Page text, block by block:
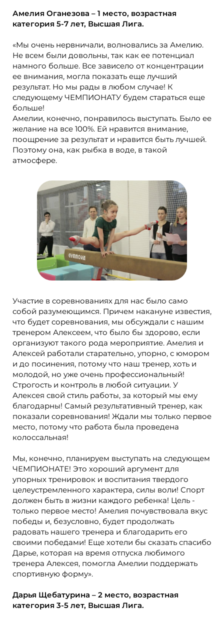
Амелия Оганезова – 1 место, возрастная
категория 5-7 лет, Высшая Лига.
«Мы очень нервничали, волновались за Амелию.
Не всем были довольны, так как ее потенциал
намного больше. Все зависело от концентрации
ее внимания, могла показать еще лучший
результат. Но мы рады в любом случае! К
следующему ЧЕМПИОНАТУ будем стараться еще
больше!
Амелии, конечно, понравилось выступать. Было ее
желание на все 100%. Ей нравится внимание,
поощрение за результат и нравится быть лучшей.
Поэтому она, как рыбка в воде, в такой
атмосфере.
Участие в соревнованиях для нас было само
собой разумеющимся. Причем накануне известия,
что будет соревнования, мы обсуждали с нашим
тренером Алексеем, что было бы здорово, если
организуют такого рода мероприятие. Амелия и
Алексей работали старательно, упорно, с юмором
и до посинения, потому что наш тренер, хоть и
молодой, но уже очень профессиональный!
Строгость и контроль в любой ситуации. У
Алексея свой стиль работы, за который мы ему
благодарны! Самый результативный тренер, как
показали соревнования! Ждали мы только первое
место, потому что работа была проведена
колоссальная!
Мы, конечно, планируем выступать на следующем
ЧЕМПИОНАТЕ! Это хороший аргумент для
упорных тренировок и воспитания твердого
целеустремленного характера, силы воли! Спорт
должен быть в жизни каждого ребенка! Цель -
только первое место! Амелия почувствовала вкус
победы и, безусловно, будет продолжать
радовать нашего тренера и благодарить его
своими победами! Еще хотели бы сказать спасибо
Дарье, которая на время отпуска любимого
тренера Алексея, помогла Амелии поддержать
спортивную форму».
Дарья Щебатурина – 2 место, возрастная
категория 3-5 лет, Высшая Лига.